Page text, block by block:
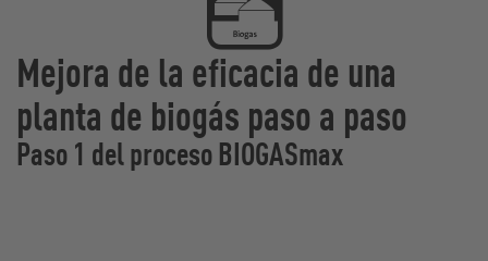
Mejora de la eficacia de una
planta de biogás paso a paso
Paso 1 del proceso BIOGASmax